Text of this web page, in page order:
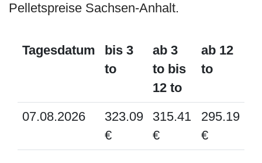
Pelletspreise Sachsen-Anhalt.
Tagesdatum
bis 3
to
ab 3
to bis
12 to
ab 12
to
07.08.2026
323.09
€
315.41
€
295.19
€